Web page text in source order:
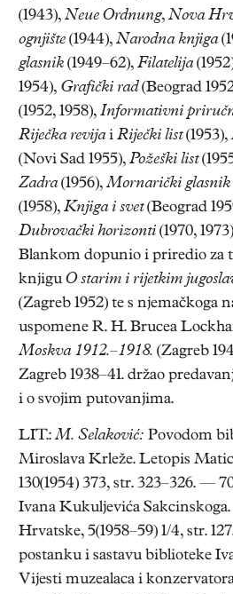
(1943), Neue Ordnung, Nova
ognjište (1944), Narodna knjiga
glasnik (1949–62), Filatelija
1954), Grafički rad(Beograd
(1952, 1958), Informativni
Riječka revijai Riječki list(1953),
(Novi Sad 1955), Požeški list
Zadra(1956),Mornarički glasnik
(1958), Knjiga i svet(Beograd
Dubrovački horizonti (1970,
Blankom dopunio i priredio za
knjigu O starim i rijetkim
(Zagreb 1952) te s njemačkoga
uspomene R. H. Brucea
Moskva 1912.–1918. (Zagreb
Zagreb 1938–41. držao
i o svojim putovanjima.
LIT.:M. Selaković: Povodom
Miroslava Krleže. Letopis
130(1954) 373, str. 323–326. —
Ivana Kukuljevića
Hrvatske, 5(1958–59) 1/4, str.
postanku i sastavu biblioteke
Vijesti muzealaca i